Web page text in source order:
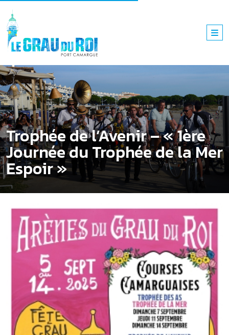
Trophée de l’Avenir – « 1ère
Journée du Trophée de la Mer
Espoir »